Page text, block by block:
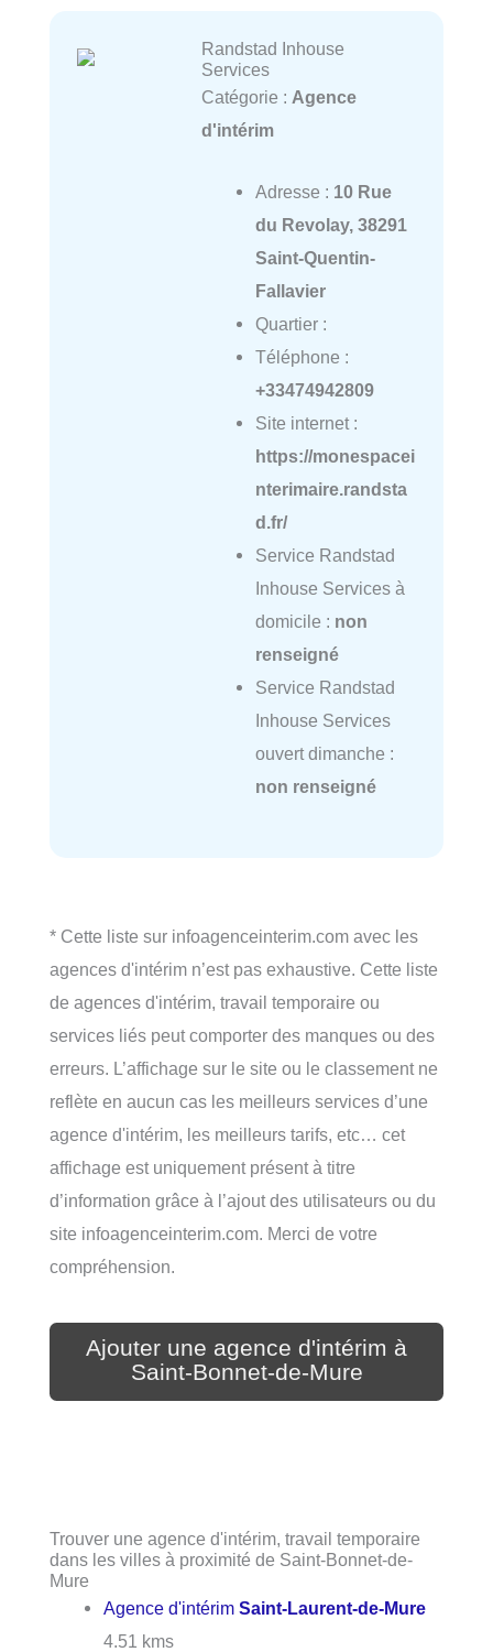
Randstad Inhouse
Services
Catégorie : Agence
d'intérim
Adresse : 10 Rue
du Revolay, 38291
Saint-Quentin-
Fallavier
Quartier :
Téléphone :
+33474942809
Site internet :
https://monespacei
nterimaire.randsta
d.fr/
Service Randstad
Inhouse Services à
domicile : non
renseigné
Service Randstad
Inhouse Services
ouvert dimanche :
non renseigné
* Cette liste sur infoagenceinterim.com avec les
agences d'intérim n’est pas exhaustive. Cette liste
de agences d'intérim, travail temporaire ou
services liés peut comporter des manques ou des
erreurs. L’affichage sur le site ou le classement ne
reflète en aucun cas les meilleurs services d’une
agence d'intérim, les meilleurs tarifs, etc… cet
affichage est uniquement présent à titre
d’information grâce à l’ajout des utilisateurs ou du
site infoagenceinterim.com. Merci de votre
compréhension.
Ajouter une agence d'intérim à
Saint-Bonnet-de-Mure
Trouver une agence d'intérim, travail temporaire
dans les villes à proximité de Saint-Bonnet-de-
Mure
Agence d'intérimSaint-Laurent-de-Mure
4.51 kms